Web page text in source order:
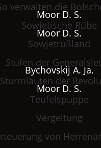
verwalten die
Moor D. S.
Sowjetische Rübe
Moor D. S.
Sowjetrußland
Stufen der
Bychovskij A. Ja.
Sturmläuten der
Moor D. S.
Teufelspuppe
Vergeltung
von